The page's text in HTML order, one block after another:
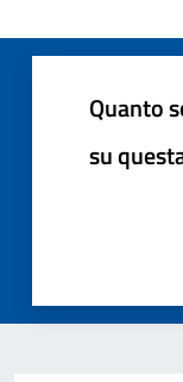
Quanto
su